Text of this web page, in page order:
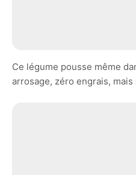
Ce légume pousse même
arrosage, zéro engrais,